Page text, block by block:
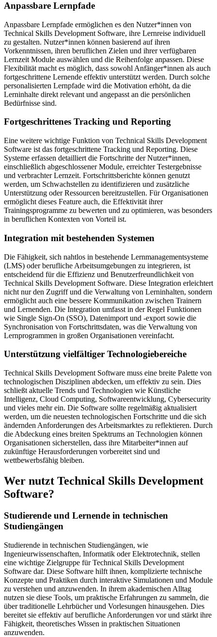
Anpassbare Lernpfade
Anpassbare Lernpfade ermöglichen es den Nutzer*innen von
Technical Skills Development Software, ihre Lernreise individuell
zu gestalten. Nutzer*innen können basierend auf ihren
Vorkenntnissen, ihren beruflichen Zielen und ihrer verfügbaren
Lernzeit Module auswählen und die Reihenfolge anpassen. Diese
Flexibilität macht es möglich, dass sowohl Anfänger*innen als auch
fortgeschrittene Lernende effektiv unterstützt werden. Durch solche
personalisierten Lernpfade wird die Motivation erhöht, da die
Lerninhalte direkt relevant und angepasst an die persönlichen
Bedürfnisse sind.
Fortgeschrittenes Tracking und Reporting
Eine weitere wichtige Funktion von Technical Skills Development
Software ist das fortgeschrittene Tracking und Reporting. Diese
Systeme erfassen detailliert die Fortschritte der Nutzer*innen,
einschließlich abgeschlossener Module, erreichter Testergebnisse
und verbrachter Lernzeit. Fortschrittsberichte können genutzt
werden, um Schwachstellen zu identifizieren und zusätzliche
Unterstützung oder Ressourcen bereitzustellen. Für Organisationen
ermöglicht dieses Feature auch, die Effektivität ihrer
Trainingsprogramme zu bewerten und zu optimieren, was besonders
in beruflichen Kontexten von Vorteil ist.
Integration mit bestehenden Systemen
Die Fähigkeit, sich nahtlos in bestehende Lernmanagementsysteme
(LMS) oder berufliche Arbeitsumgebungen zu integrieren, ist
entscheidend für die Effizienz und Benutzerfreundlichkeit von
Technical Skills Development Software. Diese Integration erleichtert
nicht nur den Zugriff und die Verwaltung von Lerninhalten, sondern
ermöglicht auch eine bessere Kommunikation zwischen Trainern
und Lernenden. Die Integration umfasst in der Regel Funktionen
wie Single Sign-On (SSO), Datenimport und -export sowie die
Synchronisation von Fortschrittsdaten, was die Verwaltung von
Lernprogrammen in großen Organisationen vereinfacht.
Unterstützung vielfältiger Technologiebereiche
Technical Skills Development Software muss eine breite Palette von
technologischen Disziplinen abdecken, um effektiv zu sein. Dies
schließt aktuelle Trends und Technologien wie Künstliche
Intelligenz, Cloud Computing, Softwareentwicklung, Cybersecurity
und vieles mehr ein. Die Software sollte regelmäßig aktualisiert
werden, um die neuesten technologischen Fortschritte und die sich
ändernden Anforderungen des Arbeitsmarktes zu reflektieren. Durch
die Abdeckung eines breiten Spektrums an Technologien können
Organisationen sicherstellen, dass ihre Mitarbeiter*innen auf
zukünftige Herausforderungen vorbereitet sind und
wettbewerbsfähig bleiben.
Wer nutzt Technical Skills Development
Software?
Studierende und Lernende in technischen
Studiengängen
Studierende in technischen Studiengängen, wie
Ingenieurwissenschaften, Informatik oder Elektrotechnik, stellen
eine wichtige Zielgruppe für Technical Skills Development
Software dar. Diese Software hilft ihnen, komplizierte technische
Konzepte und Praktiken durch interaktive Simulationen und Module
zu verstehen und anzuwenden. In ihrem akademischen Alltag
nutzen sie diese Tools, um praktische Erfahrungen zu sammeln, die
über traditionelle Lehrbücher und Vorlesungen hinausgehen. Dies
bereitet sie effektiv auf berufliche Anforderungen vor und stärkt ihre
Fähigkeit, theoretisches Wissen in praktischen Situationen
anzuwenden.